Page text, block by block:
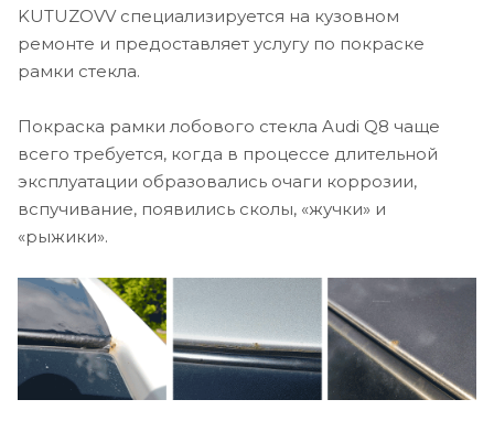
KUTUZOVV специализируется на кузовном
ремонте и предоставляет услугу по покраске
рамки стекла.
Покраска рамки лобового стекла Audi Q8 чаще
всего требуется, когда в процессе длительной
эксплуатации образовались очаги коррозии,
вспучивание, появились сколы, «жучки» и
«рыжики».